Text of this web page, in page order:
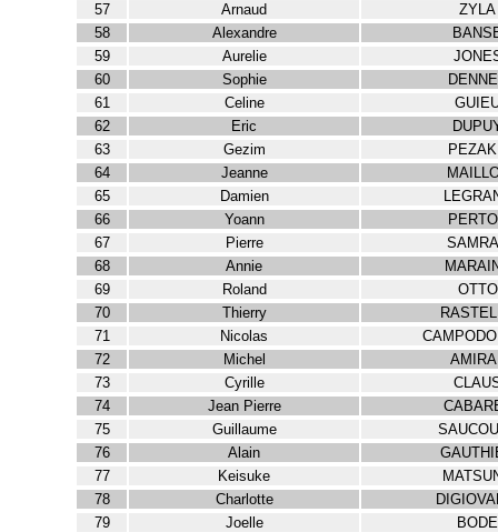
57
Arnaud
ZYLA
58
Alexandre
59
Aurelie
60
Sophie
61
Celine
62
Eric
63
Gezim
64
Jeanne
65
Damien
66
Yoann
67
Pierre
68
Annie
69
Roland
OTTO
70
Thierry
71
Nicolas
72
Michel
73
Cyrille
74
Jean Pierre
75
Guillaume
76
Alain
77
Keisuke
78
Charlotte
79
Joelle
BODE